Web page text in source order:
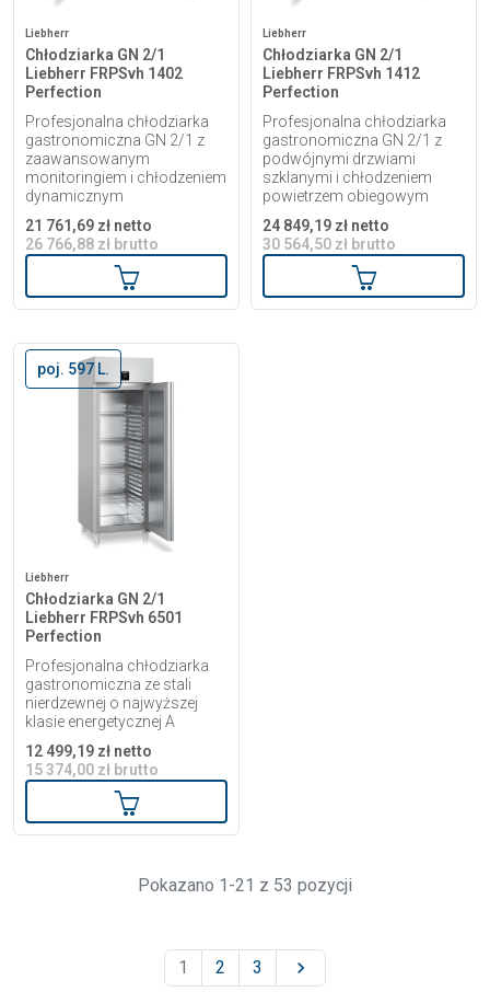
Liebherr
Chłodziarka GN 2/1
Liebherr FRPSvh 1402
Perfection
Profesjonalna chłodziarka
gastronomiczna GN 2/1 z
zaawansowanym
monitoringiem i chłodzeniem
dynamicznym
21 761,69 zł netto
26 766,88 zł brutto
Dodaj do koszyka
Liebherr
Chłodziarka GN 2/1
Liebherr FRPSvh 1412
Perfection
Profesjonalna chłodziarka
gastronomiczna GN 2/1 z
podwójnymi drzwiami
szklanymi i chłodzeniem
powietrzem obiegowym
24 849,19 zł netto
30 564,50 zł brutto
Dodaj do
poj. 597 L.
Liebherr
Chłodziarka GN 2/1
Liebherr FRPSvh 6501
Perfection
Profesjonalna chłodziarka
gastronomiczna ze stali
nierdzewnej o najwyższej
klasie energetycznej A
12 499,19 zł netto
15 374,00 zł brutto
Dodaj do koszyka
Pokazano 1-21 z 53 pozycji
1 2 3 